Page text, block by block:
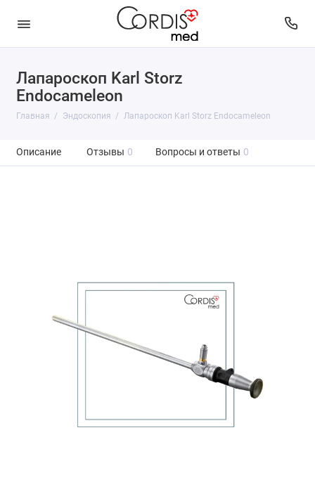
Лапароскоп Karl Storz
Endocameleon
Главная Эндоскопия Лапароскоп Karl Storz Endocameleon
Описание Отзывы 0 Вопросы и ответы 0